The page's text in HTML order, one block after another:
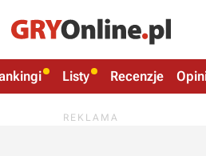
Listy Recenzje